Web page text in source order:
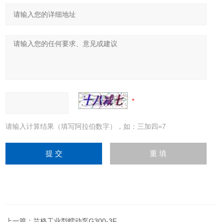
请输入计算结果（填写阿拉伯数字），如：三加四=7